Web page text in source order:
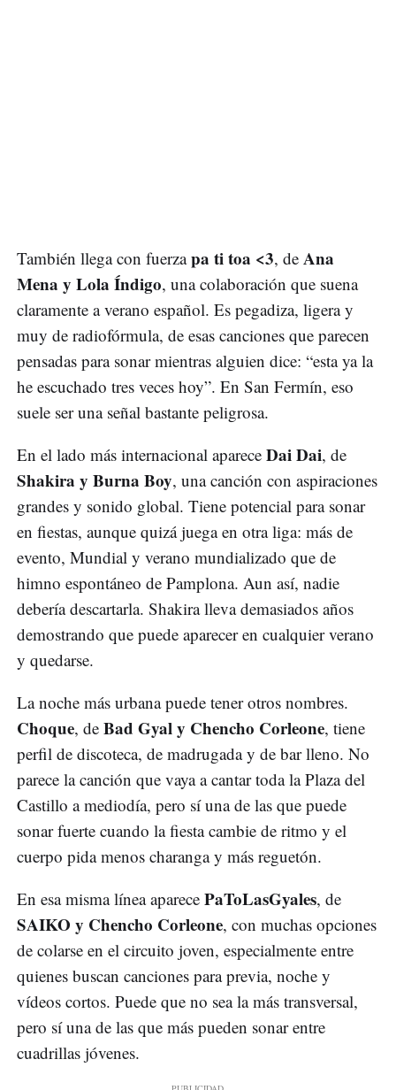
También llega con fuerzapa ti toa <3, de Ana
Mena y Lola Índigo, una colaboración que suena
claramente a verano español. Es pegadiza, ligera y
muy de radiofórmula, de esas canciones que parecen
pensadas para sonar mientras alguien dice: “esta ya la
he escuchado tres veces hoy”. En San Fermín, eso
suele ser una señal bastante peligrosa.
En el lado más internacional aparece Dai Dai, de
Shakira y Burna Boy, una canción con aspiraciones
grandes y sonido global. Tiene potencial para sonar
en fiestas, aunque quizá juega en otra liga: más de
evento, Mundial y verano mundializado que de
himno espontáneo de Pamplona. Aun así, nadie
debería descartarla. Shakira lleva demasiados años
demostrando que puede aparecer en cualquier verano
y quedarse.
La noche más urbana puede tener otros nombres.
Choque, de Bad Gyal y Chencho Corleone, tiene
perfil de discoteca, de madrugada y de bar lleno. No
parece la canción que vaya a cantar toda la Plaza del
Castillo a mediodía, pero sí una de las que puede
sonar fuerte cuando la fiesta cambie de ritmo y el
cuerpo pida menos charanga y más reguetón.
En esa misma línea aparece PaToLasGyales, de
SAIKO y Chencho Corleone, con muchas opciones
de colarse en el circuito joven, especialmente entre
quienes buscan canciones para previa, noche y
vídeos cortos. Puede que no sea la más transversal,
pero sí una de las que más pueden sonar entre
cuadrillas jóvenes.